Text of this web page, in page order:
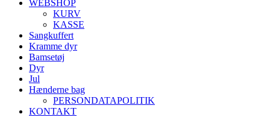
WEBSHOP
KURV
KASSE
Sangkuffert
Kramme dyr
Bamsetøj
Dyr
Jul
Hænderne bag
PERSONDATAPOLITIK
KONTAKT